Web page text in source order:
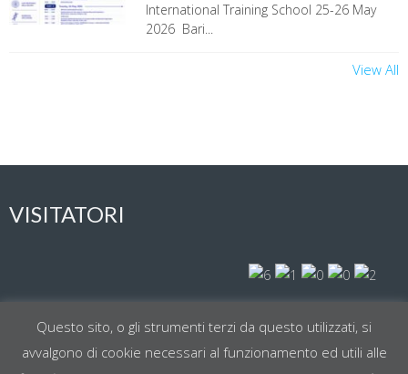
International Training School 25-26 May
2026 Bari...
View All
VISITATORI
Visit Today : 90
Total Visit : 61002
Questo sito, o gli strumenti terzi da questo utilizzati, si
avvalgono di cookie necessari al funzionamento ed utili alle